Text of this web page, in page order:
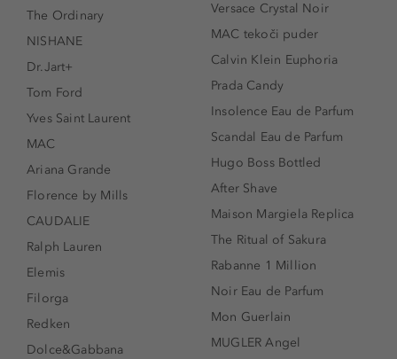
The Ordinary
NISHANE
Dr.Jart+
Tom Ford
Yves Saint Laurent
MAC
Ariana Grande
Florence by Mills
CAUDALIE
Ralph Lauren
Elemis
Filorga
Redken
Dolce&Gabbana
Versace Crystal Noir
MAC tekoči puder
Calvin Klein Euphoria
Prada Candy
Insolence Eau de Parfum
Scandal Eau de Parfum
Hugo Boss Bottled
After Shave
Maison Margiela Replica
The Ritual of Sakura
Rabanne 1 Million
Noir Eau de Parfum
Mon Guerlain
MUGLER Angel